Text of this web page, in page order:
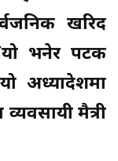
खरिद
भनेर पटक
अध्यादेशमा
मैत्री